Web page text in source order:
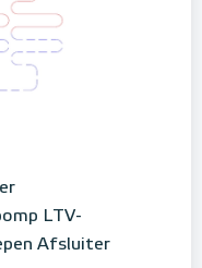
LTV-
Afsluiter